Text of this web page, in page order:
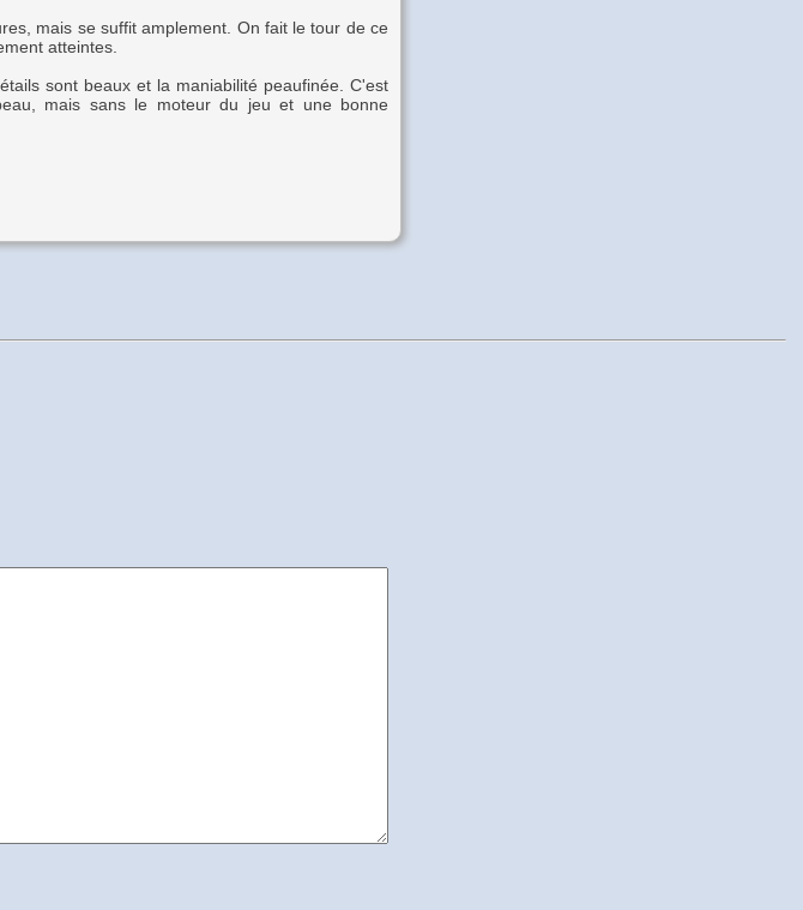
mais se suffit amplement. On fait le tour de ce
atteintes.
sont beaux et la maniabilité peaufinée. C'est
mais sans le moteur du jeu et une bonne